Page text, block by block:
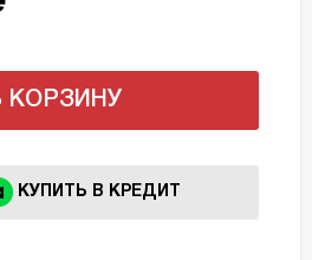
КОРЗИНУ
КУПИТЬ В КРЕДИТ